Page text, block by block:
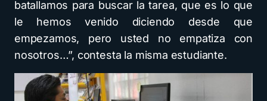
batallamos para buscar la tarea, que es lo que
le hemos venido diciendo desde que
empezamos, pero usted no empatiza con
nosotros…”, contesta la misma estudiante.